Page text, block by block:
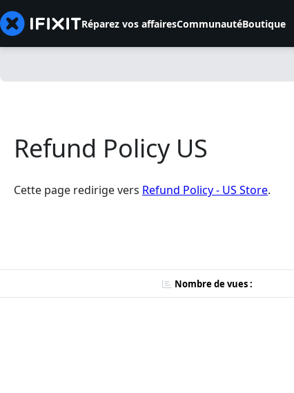
Réparez vos affairesCommunautéBoutique
Refund Policy US
Cette page redirige vers Refund Policy - US Store.
Nombre de vues :